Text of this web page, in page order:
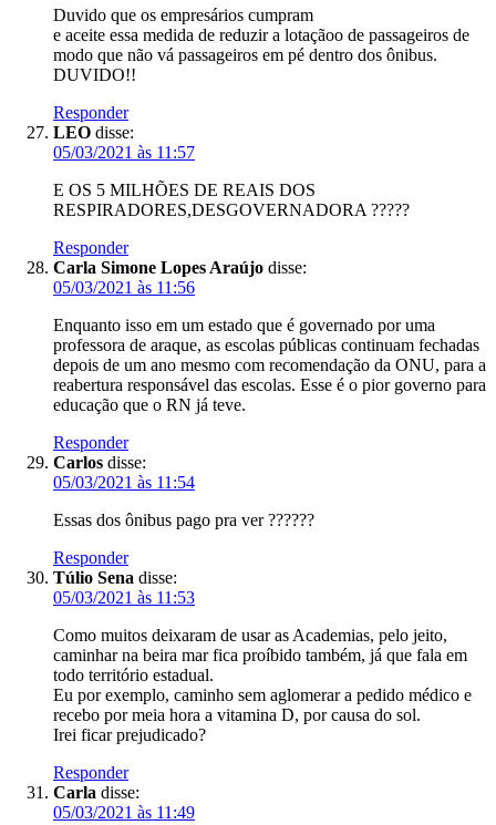
Duvido que os empresários cumpram
e aceite essa medida de reduzir a lotaçãoo de passageiros de
modo que não vá passageiros em pé dentro dos ônibus.
DUVIDO!!
Responder
LEO disse:
05/03/2021 às 11:57
E OS 5 MILHÕES DE REAIS DOS
RESPIRADORES,DESGOVERNADORA ?????
Responder
Carla Simone Lopes Araújo disse:
05/03/2021 às 11:56
Enquanto isso em um estado que é governado por uma
professora de araque, as escolas públicas continuam fechadas
depois de um ano mesmo com recomendação da ONU, para a
reabertura responsável das escolas. Esse é o pior governo para
educação que o RN já teve.
Responder
Carlos disse:
05/03/2021 às 11:54
Essas dos ônibus pago pra ver ??????
Responder
Túlio Sena disse:
05/03/2021 às 11:53
Como muitos deixaram de usar as Academias, pelo jeito,
caminhar na beira mar fica proíbido também, já que fala em
todo território estadual.
Eu por exemplo, caminho sem aglomerar a pedido médico e
recebo por meia hora a vitamina D, por causa do sol.
Irei ficar prejudicado?
Responder
Carla disse:
05/03/2021 às 11:49